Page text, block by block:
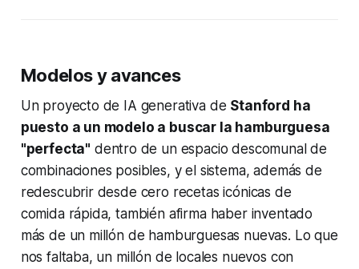
Modelos y avances
Un proyecto de IA generativa de Stanford ha
puesto a un modelo a buscar la hamburguesa
"perfecta" dentro de un espacio descomunal de
combinaciones posibles, y el sistema, además de
redescubrir desde cero recetas icónicas de
comida rápida, también afirma haber inventado
más de un millón de hamburguesas nuevas. Lo que
nos faltaba, un millón de locales nuevos con